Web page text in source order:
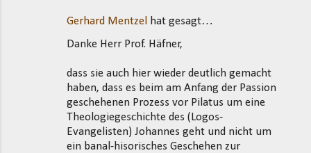
Gerhard Mentzel
hat gesagt…
Danke Herr Prof. Häfner,
dass sie auch hier wieder deutlich gemacht
haben, dass es beim am Anfang der Passion
geschehenen Prozess vor Pilatus um eine
Theologiegeschichte des (Logos-
Evangelisten) Johannes geht und nicht um
ein banal-hisorisches Geschehen zur